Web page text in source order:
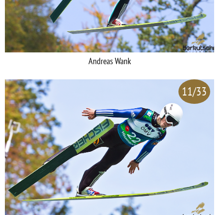
Andreas Wank
11/33